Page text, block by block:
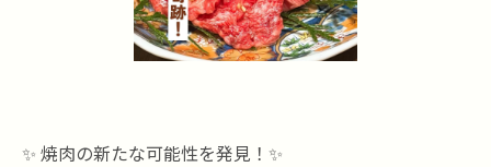
✨ 焼肉の新たな可能性を発見！✨